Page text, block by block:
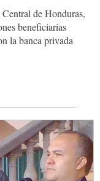
de Honduras,
beneficiarias
la banca privada